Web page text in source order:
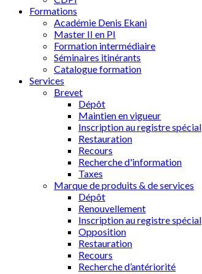
Formations
Académie Denis Ekani
Master II en PI
Formation intermédiaire
Séminaires itinérants
Catalogue formation
Services
Brevet
Dépôt
Maintien en vigueur
Inscription au registre spécial
Restauration
Recours
Recherche d'information
Taxes
Marque de produits & de services
Dépôt
Renouvellement
Inscription au registre spécial
Opposition
Restauration
Recours
Recherche d’antériorité